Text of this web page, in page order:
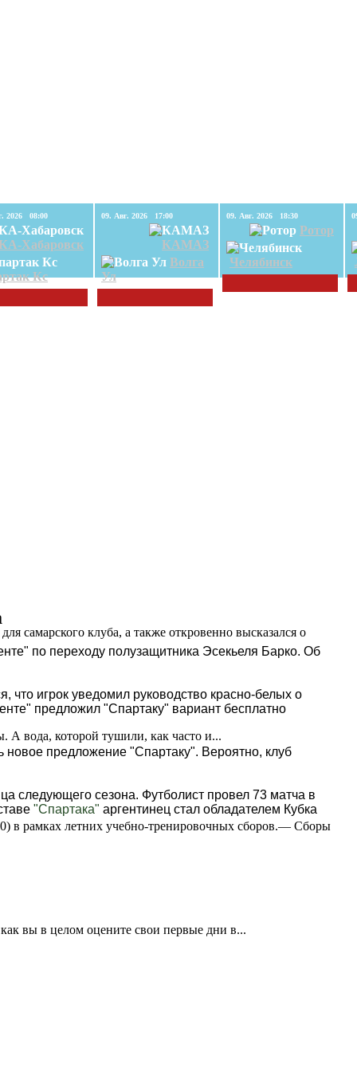
09. Авг. 2026 08:00
Хабаровск
Кс
09. Авг. 2026 17:00
КАМАЗ
Волга
Ул
09. Авг. 2026 18:30
Ротор
Челябинск
самарского клуба, а также откровенно высказался о
вода, которой тушили, как часто и...
в рамках летних учебно-тренировочных сборов.— Сборы
вы в целом оцените свои первые дни в...
по переходу полузащитника Эсекьеля Барко. Об
что игрок уведомил руководство красно-белых о
предложил "Спартаку" вариант бесплатно
предложение "Спартаку". Вероятно, клуб
следующего сезона. Футболист провел 73 матча в
"Спартака" аргентинец стал обладателем Кубка